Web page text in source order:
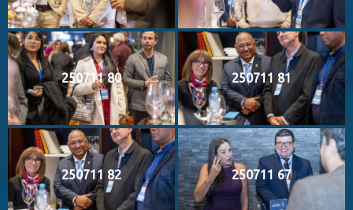
250711 80 250711 81
250711 82 250711 67